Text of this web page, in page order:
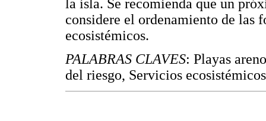
la isla. Se recomienda que un
considere el ordenamiento de las
ecosistémicos.
PALABRAS CLAVES: Playas
del riesgo, Servicios